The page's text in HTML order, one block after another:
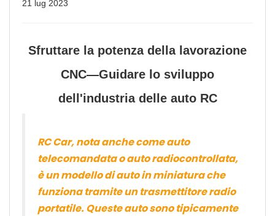
21 lug 2023
Sfruttare la potenza della lavorazione
CNC—Guidare lo sviluppo
dell'industria delle auto RC
RC Car, nota anche come auto
telecomandata o auto radiocontrollata,
è un modello di auto in miniatura che
funziona tramite un trasmettitore radio
portatile. Queste auto sono tipicamente